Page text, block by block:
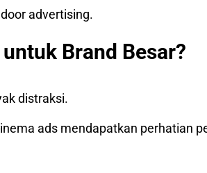
advertising.
Brand Besar?
distraksi.
ads mendapatkan perhatian